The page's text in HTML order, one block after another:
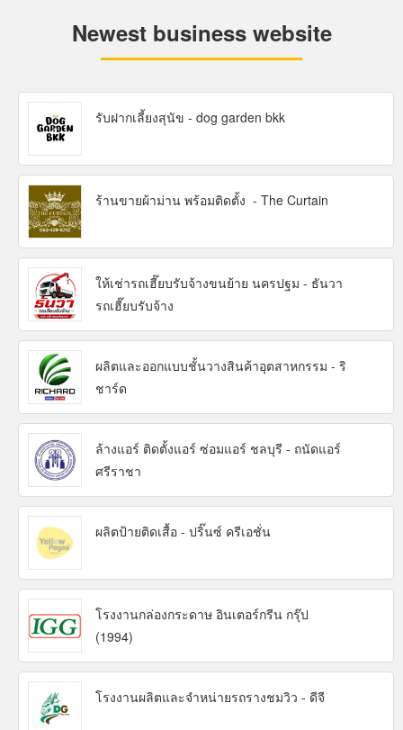
Newest business website
รับฝากเลี้ยงสุนัข - dog garden bkk
ร้านขายผ้าม่าน พร้อมติดตั้ง - The Curtain
ให้เช่ารถเฮี๊ยบรับจ้างขนย้าย นครปฐม - ธันวา
รถเฮี๊ยบรับจ้าง
ผลิตและออกแบบชั้นวางสินค้าอุตสาหกรรม - ริ
ชาร์ด
ล้างแอร์ ติดตั้งแอร์ ซ่อมแอร์ ชลบุรี - ถนัดแอร์
ศรีราชา
ผลิตป้ายติดเสื้อ - ปริ๊นซ์ ครีเอชั่น
โรงงานกล่องกระดาษ อินเตอร์กรีน กรุ๊ป
(1994)
โรงงานผลิตและจำหน่ายรถรางชมวิว - ดีจี